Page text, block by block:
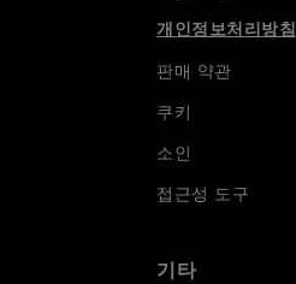
개인정보처리방침
판매 약관
쿠키
소인
접근성 도구
기타